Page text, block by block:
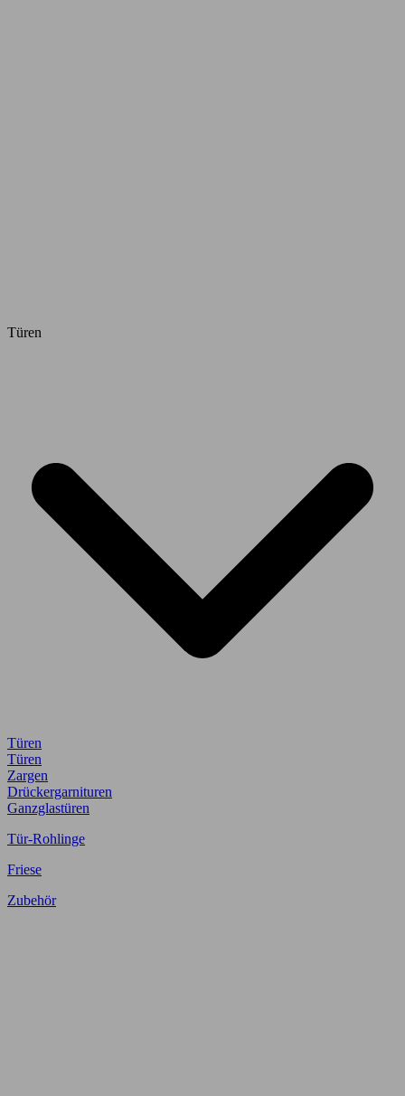
Türen
Türen
Türen
Zargen
Drückergarnituren
Ganzglastüren
Tür-Rohlinge
Friese
Zubehör